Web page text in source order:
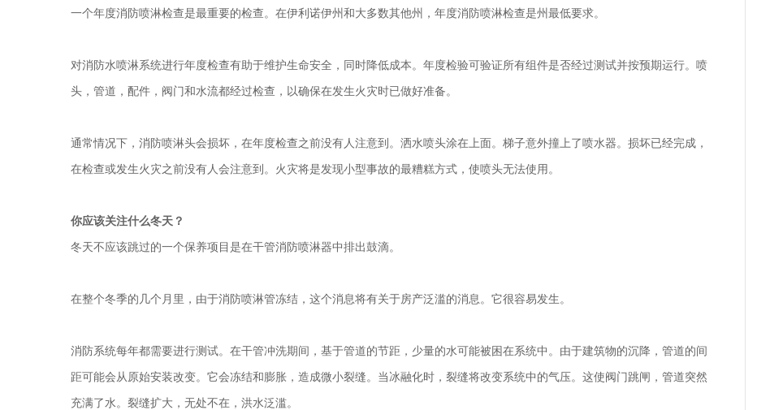
一个年度消防喷淋检查是最重要的检查。在伊利诺伊州和大多数其他州，年度消防喷淋检查是州最低要求。
对消防水喷淋系统进行年度检查有助于维护生命安全，同时降低成本。年度检验可验证所有组件是否经过测试并按预期运行。喷
头，管道，配件，阀门和水流都经过检查，以确保在发生火灾时已做好准备。
通常情况下，消防喷淋头会损坏，在年度检查之前没有人注意到。洒水喷头涂在上面。梯子意外撞上了喷水器。损坏已经完成，
在检查或发生火灾之前没有人会注意到。火灾将是发现小型事故的最糟糕方式，使喷头无法使用。
你应该关注什么冬天？
冬天不应该跳过的一个保养项目是在干管消防喷淋器中排出鼓滴。
在整个冬季的几个月里，由于消防喷淋管冻结，这个消息将有关于房产泛滥的消息。它很容易发生。
消防系统每年都需要进行测试。在干管冲洗期间，基于管道的节距，少量的水可能被困在系统中。由于建筑物的沉降，管道的间
距可能会从原始安装改变。它会冻结和膨胀，造成微小裂缝。当冰融化时，裂缝将改变系统中的气压。这使阀门跳闸，管道突然
充满了水。裂缝扩大，无处不在，洪水泛滥。